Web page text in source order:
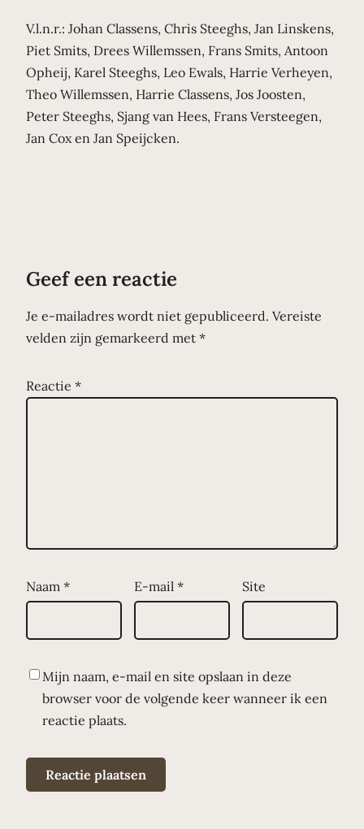
V.l.n.r.: Johan Classens, Chris Steeghs, Jan Linskens,
Piet Smits, Drees Willemssen, Frans Smits, Antoon
Opheij, Karel Steeghs, Leo Ewals, Harrie Verheyen,
Theo Willemssen, Harrie Classens, Jos Joosten,
Peter Steeghs, Sjang van Hees, Frans Versteegen,
Jan Cox en Jan Speijcken.
Geef een reactie
Je e-mailadres wordt niet gepubliceerd. Vereiste
velden zijn gemarkeerd met *
Reactie *
Naam * E-mail * Site
Mijn naam, e-mail en site opslaan in deze
browser voor de volgende keer wanneer ik een
reactie plaats.